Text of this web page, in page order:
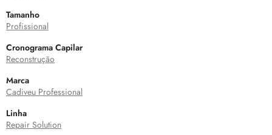
Tamanho
Profissional
Cronograma Capilar
Reconstrução
Marca
Cadiveu Professional
Linha
Repair Solution